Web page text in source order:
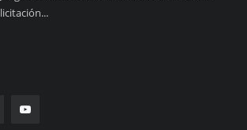
licitación...